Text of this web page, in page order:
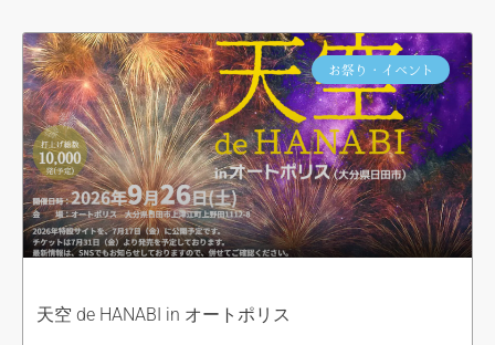
お祭り・イベント
天空 de HANABI in オートポリス